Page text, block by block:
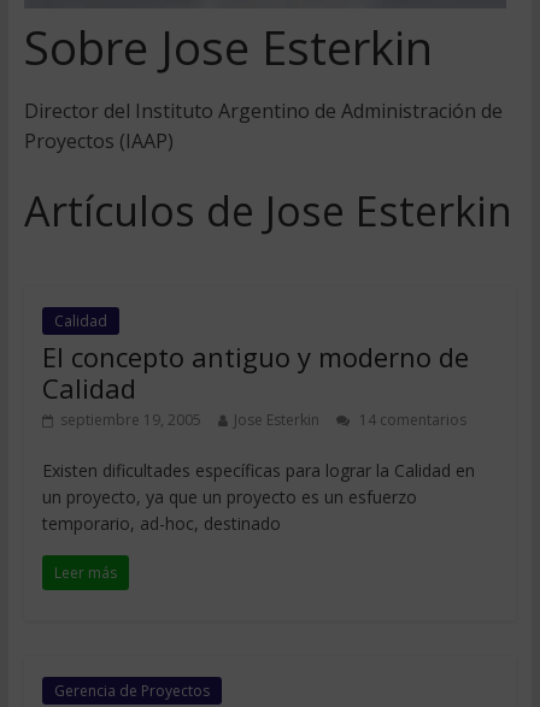
Sobre Jose Esterkin
Director del Instituto Argentino de Administración de
Proyectos (IAAP)
Artículos de Jose Esterkin
Calidad
El concepto antiguo y moderno de
Calidad
septiembre 19, 2005 Jose Esterkin 14 comentarios
Existen dificultades específicas para lograr la Calidad en
un proyecto, ya que un proyecto es un esfuerzo
temporario, ad-hoc, destinado
Leer más
Gerencia de Proyectos